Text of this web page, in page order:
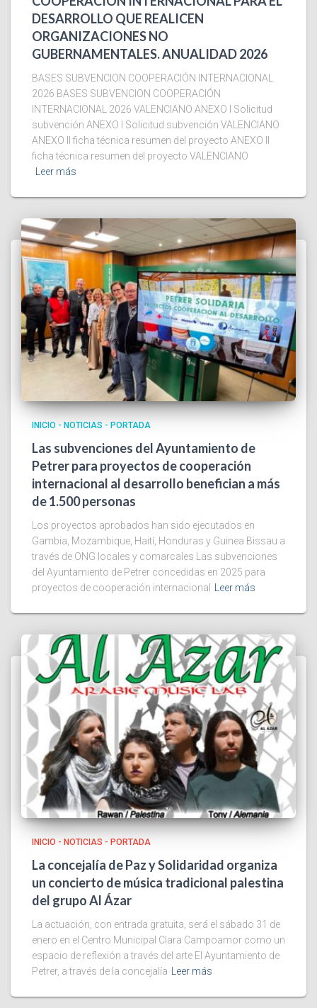
DESARROLLO QUE REALICEN
ORGANIZACIONES NO
GUBERNAMENTALES. ANUALIDAD 2026
BASES SUBVENCION COOPERACIÓN INTERNACIONAL
2026 BASES SUBVENCION COOPERACIÓN
INTERNACIONAL 2026 VALENCIANO ANEXO I Solicitud
subvención ANEXO I Solicitud subvención VALENCIANO
ANEXO II ficha técnica resumen del proyecto ANEXO II
ficha técnica resumen del proyecto VALENCIANO
Leer más
INICIO - NOTICIAS - PORTADA
Las subvenciones del Ayuntamiento de
Petrer para proyectos de cooperación
internacional al desarrollo benefician a más
de 1.500 personas
Los proyectos aprobados han sido ejecutados en
Gambia, Mozambique, Haití, Honduras y Guinea Bissau a
través de ONG locales y comarcales Las subvenciones
del Ayuntamiento de Petrer concedidas en 2025 para
proyectos de cooperación internacional
Leer más
INICIO - NOTICIAS - PORTADA
La concejalía de Paz y Solidaridad organiza
un concierto de música tradicional palestina
del grupo Al Ázar
La actuación, con entrada gratuita, será el sábado 31 de
enero en el Centro Municipal Clara Campoamor como un
espacio de reflexión a través del arte El Ayuntamiento de
Petrer, a través de la concejalía
Leer más